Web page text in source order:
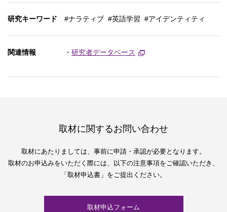
研究キーワード #ナラティブ #英語学習 #アイデンティティ
関連情報 ・ 研究者データベース
取材に関するお問い合わせ
取材にあたりましては、 事前に申請・承認が必要となります。
取材のお申込みをいただく際には、
以下の注意事項をご確認いただき、
「取材申込書」をご提出ください。
取材申込フォーム